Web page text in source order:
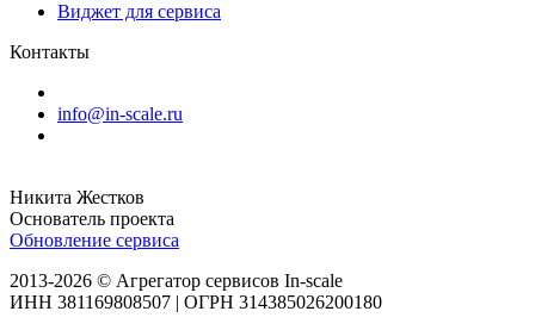
Виджет для сервиса
Контакты
info@in-scale.ru
Никита Жестков
Основатель проекта
Обновление сервиса
2013-2026 © Агрегатор сервисов In-scale
ИНН 381169808507 | ОГРН 314385026200180